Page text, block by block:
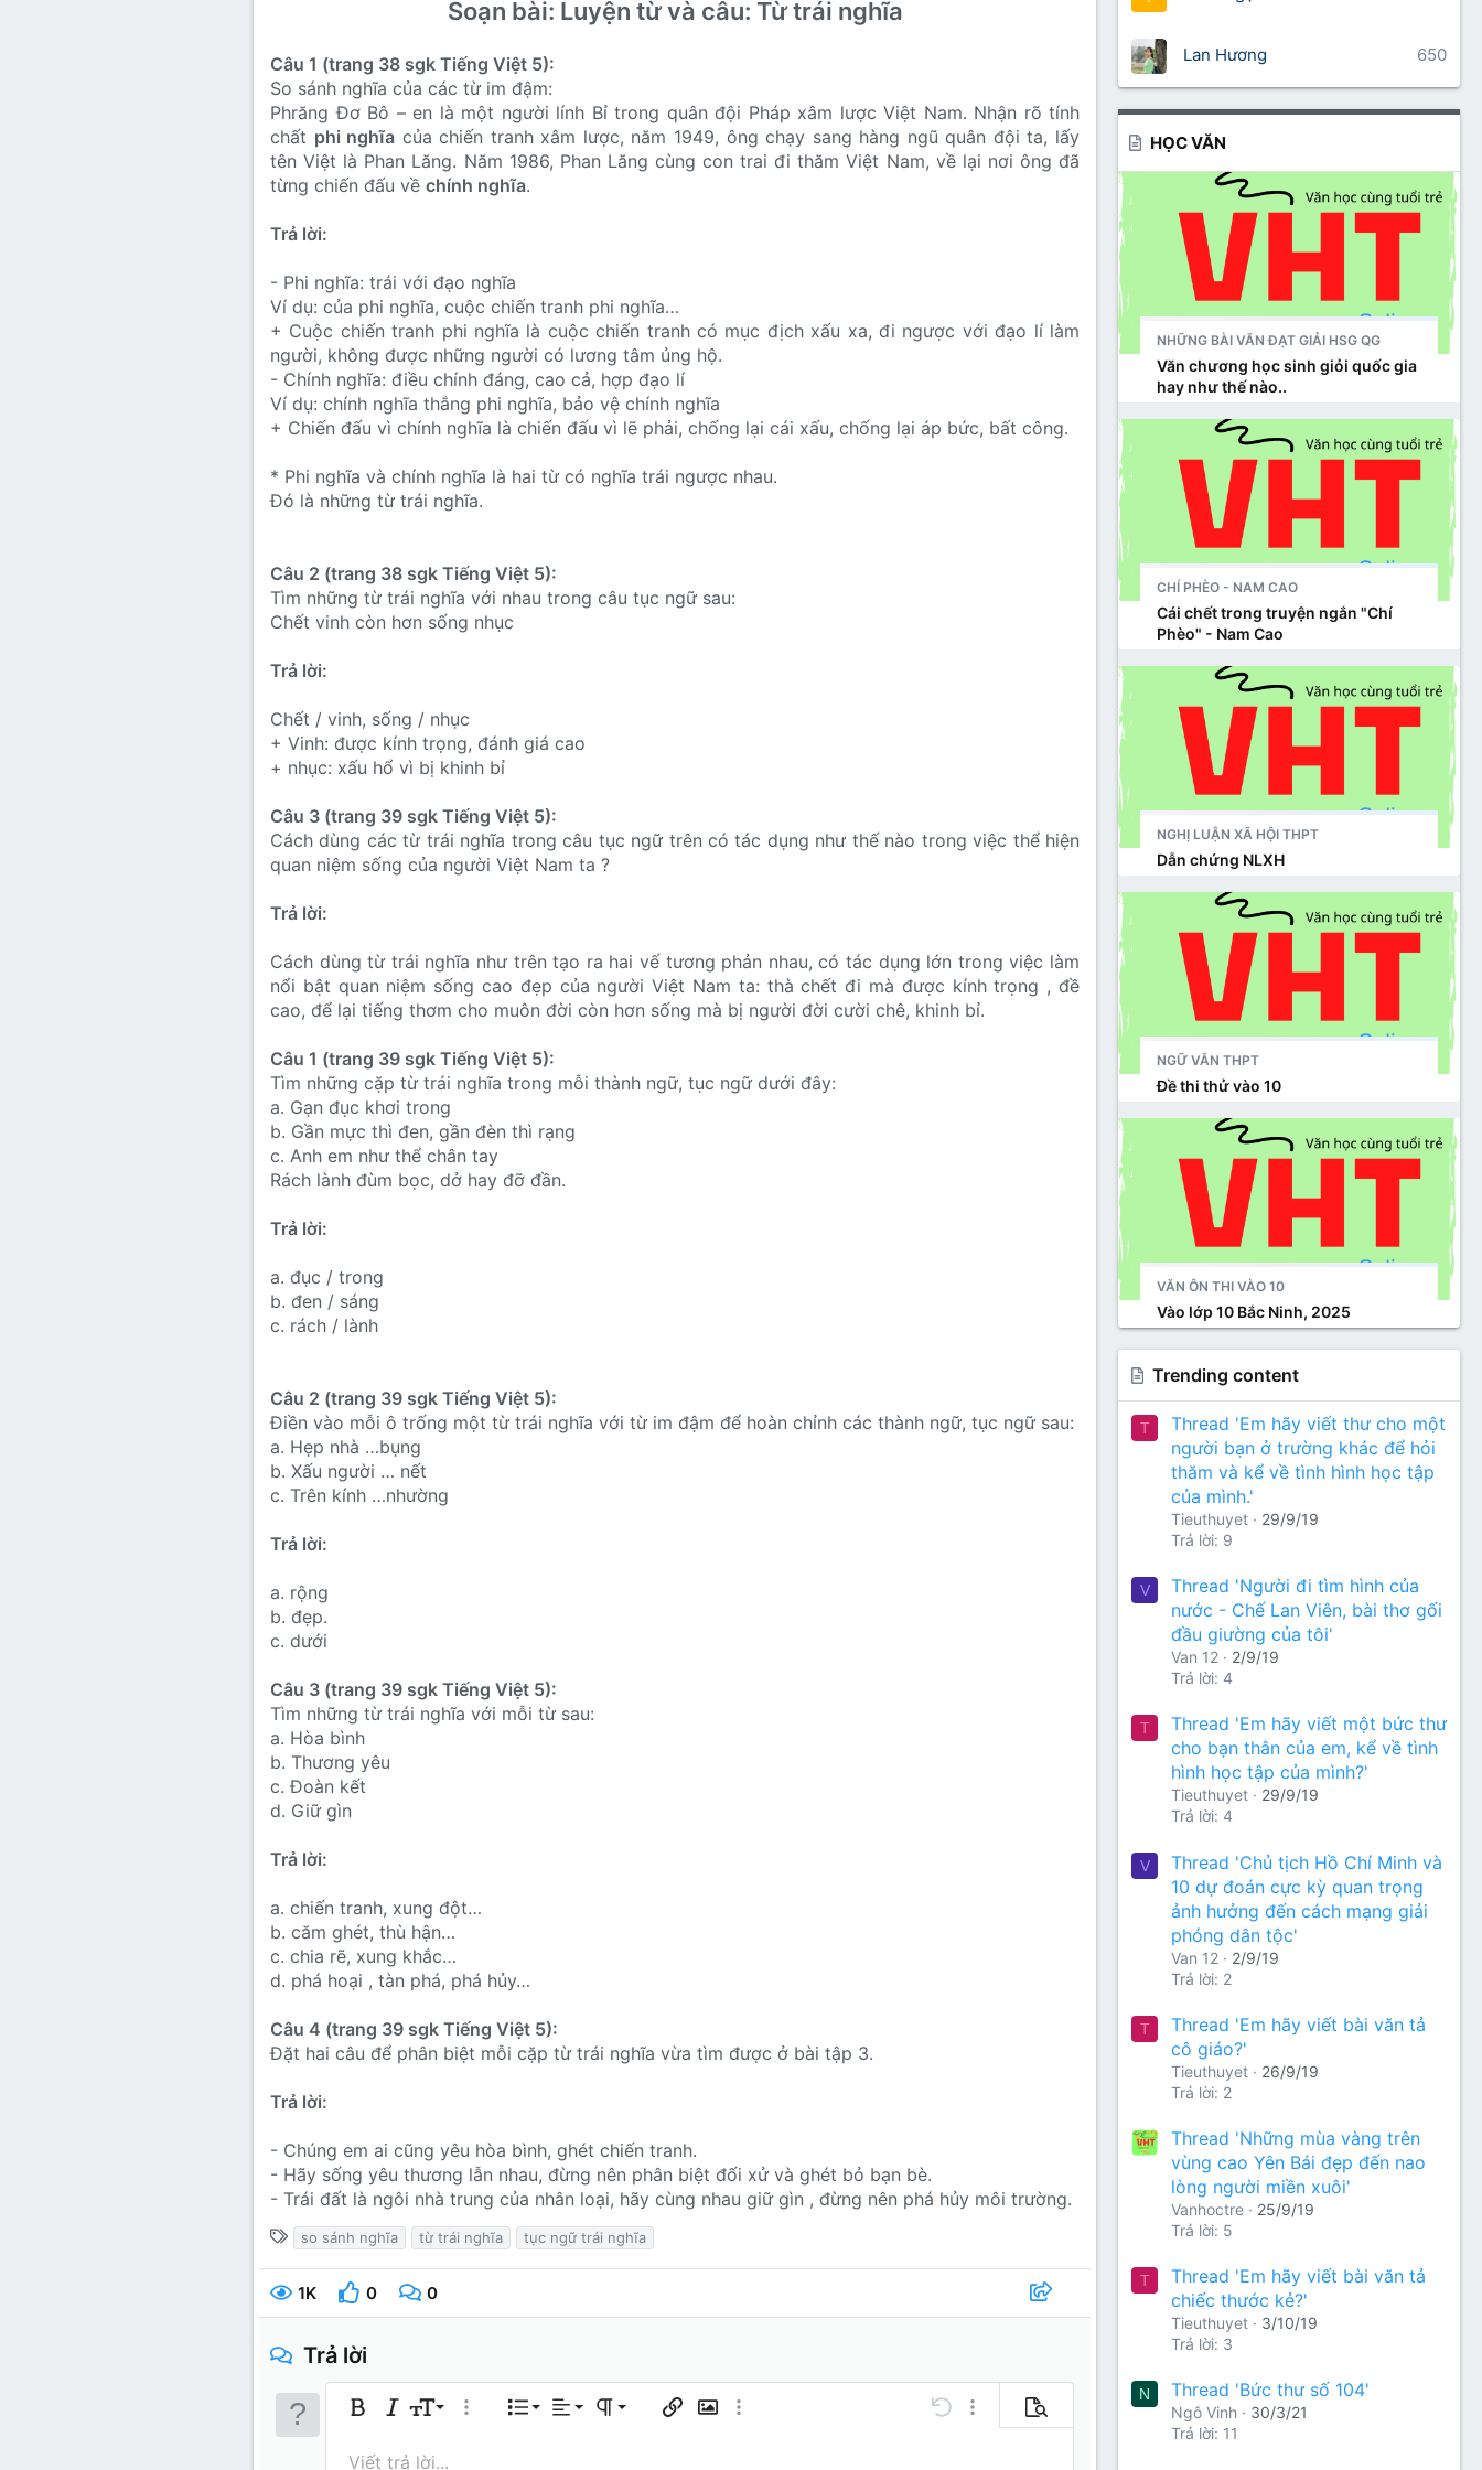
Soạn bài: Luyện từ và câu: Từ trái nghĩa
Câu 1 (trang 38 sgk Tiếng Việt 5):
So sánh nghĩa của các từ im đậm:
Phrăng Đơ Bô – en là một người lính Bỉ trong quân đội Pháp xâm lược Việt Nam. Nhận rõ tính
chất phi nghĩa của chiến tranh xâm lược, năm 1949, ông chạy sang hàng ngũ quân đội ta, lấy
tên Việt là Phan Lăng. Năm 1986, Phan Lăng cùng con trai đi thăm Việt Nam, về lại nơi ông đã
từng chiến đấu về chính nghĩa.
Trả lời:
- Phi nghĩa: trái với đạo nghĩa
Ví dụ: của phi nghĩa, cuộc chiến tranh phi nghĩa…
+ Cuộc chiến tranh phi nghĩa là cuộc chiến tranh có mục địch xấu xa, đi ngược với đạo lí làm
người, không được những người có lương tâm ủng hộ.
- Chính nghĩa: điều chính đáng, cao cả, hợp đạo lí
Ví dụ: chính nghĩa thắng phi nghĩa, bảo vệ chính nghĩa
+ Chiến đấu vì chính nghĩa là chiến đấu vì lẽ phải, chống lại cái xấu, chống lại áp bức, bất công.
* Phi nghĩa và chính nghĩa là hai từ có nghĩa trái ngược nhau.
Đó là những từ trái nghĩa.
Câu 2 (trang 38 sgk Tiếng Việt 5):
Tìm những từ trái nghĩa với nhau trong câu tục ngữ sau:
Chết vinh còn hơn sống nhục
Trả lời:
Chết / vinh, sống / nhục
+ Vinh: được kính trọng, đánh giá cao
+ nhục: xấu hổ vì bị khinh bỉ
Câu 3 (trang 39 sgk Tiếng Việt 5):
Cách dùng các từ trái nghĩa trong câu tục ngữ trên có tác dụng như thế nào trong việc thể hiện
quan niệm sống của người Việt Nam ta ?
Trả lời:
Cách dùng từ trái nghĩa như trên tạo ra hai vế tương phản nhau, có tác dụng lớn trong việc làm
nổi bật quan niệm sống cao đẹp của người Việt Nam ta: thà chết đi mà được kính trọng , đề
cao, để lại tiếng thơm cho muôn đời còn hơn sống mà bị người đời cười chê, khinh bỉ.
Câu 1 (trang 39 sgk Tiếng Việt 5):
Tìm những cặp từ trái nghĩa trong mỗi thành ngữ, tục ngữ dưới đây:
a. Gạn đục khơi trong
b. Gần mực thì đen, gần đèn thì rạng
c. Anh em như thể chân tay
Rách lành đùm bọc, dở hay đỡ đần.
Trả lời:
a. đục / trong
b. đen / sáng
c. rách / lành
Câu 2 (trang 39 sgk Tiếng Việt 5):
Điền vào mỗi ô trống một từ trái nghĩa với từ im đậm để hoàn chỉnh các thành ngữ, tục ngữ sau:
a. Hẹp nhà …bụng
b. Xấu người … nết
c. Trên kính …nhường
Trả lời:
a. rộng
b. đẹp.
c. dưới
Câu 3 (trang 39 sgk Tiếng Việt 5):
Tìm những từ trái nghĩa với mỗi từ sau:
a. Hòa bình
b. Thương yêu
c. Đoàn kết
d. Giữ gìn
Trả lời:
a. chiến tranh, xung đột…
b. căm ghét, thù hận…
c. chia rẽ, xung khắc…
d. phá hoại , tàn phá, phá hủy…
Câu 4 (trang 39 sgk Tiếng Việt 5):
Đặt hai câu để phân biệt mỗi cặp từ trái nghĩa vừa tìm được ở bài tập 3.
Trả lời:
- Chúng em ai cũng yêu hòa bình, ghét chiến tranh.
- Hãy sống yêu thương lẫn nhau, đừng nên phân biệt đối xử và ghét bỏ bạn bè.
- Trái đất là ngôi nhà trung của nhân loại, hãy cùng nhau giữ gìn , đừng nên phá hủy môi trường.
T
k
so sánh nghĩa từ trái nghĩa tục ngữ trái nghĩa
1K 0 0
Trả lời
Bold In nghiêng
Kích thước
9
Thêm tùy chọn…
Danh sáchDanh sách có thứ tự
Căn lề
Căn trái
Paragraph format
Normal Chèn liên kết
Chèn hình ảnh
Thêm tùy chọn… Undo Thêm tùy chọn…
Xem trước
Màu chữPhông chữArial
Gạch ngang
Mặt cười
MediaTrích dẫn
RedoXóa định dạng
Toggle BB code
Viết trả lời...
650
Lan Hương
HỌC VĂN
NHỮNG BÀI VĂN ĐẠT GIẢI HSG QG
Văn chương học sinh giỏi quốc gia
hay như thế nào..
CHÍ PHÈO - NAM CAO
Cái chết trong truyện ngắn "Chí
Phèo" - Nam Cao
NGHỊ LUẬN XÃ HỘI THPT
Dẫn chứng NLXH
NGỮ VĂN THPT
Đề thi thử vào 10
VĂN ÔN THI VÀO 10
Vào lớp 10 Bắc Ninh, 2025
Trending content
T
Thread 'Em hãy viết thư cho một
người bạn ở trường khác để hỏi
thăm và kể về tình hình học tập
của mình.'
Tieuthuyet
29/9/19
Trả lời: 9
V
Thread 'Người đi tìm hình của
nước - Chế Lan Viên, bài thơ gối
đầu giường của tôi'
Van 12
2/9/19
Trả lời: 4
T
Thread 'Em hãy viết một bức thư
cho bạn thân của em, kể về tình
hình học tập của mình?'
Tieuthuyet
29/9/19
Trả lời: 4
V
Thread 'Chủ tịch Hồ Chí Minh và
10 dự đoán cực kỳ quan trọng
ảnh hưởng đến cách mạng giải
phóng dân tộc'
Van 12
2/9/19
Trả lời: 2
T
Thread 'Em hãy viết bài văn tả
cô giáo?'
Tieuthuyet
26/9/19
Trả lời: 2
Thread 'Những mùa vàng trên
vùng cao Yên Bái đẹp đến nao
lòng người miền xuôi'
Vanhoctre
25/9/19
Trả lời: 5
T
Thread 'Em hãy viết bài văn tả
chiếc thước kẻ?'
Tieuthuyet
3/10/19
Trả lời: 3
N Thread 'Bức thư số 104'
Ngô Vinh
30/3/21
Trả lời: 11